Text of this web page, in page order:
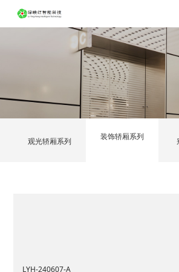
观光轿厢系列 装饰轿厢系列
LYH-240607-A